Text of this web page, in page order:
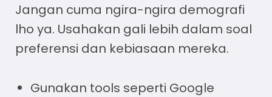
Jangan cuma ngira-ngira demografi
lho ya. Usahakan gali lebih dalam soal
preferensi dan kebiasaan mereka.
Gunakan tools seperti Google